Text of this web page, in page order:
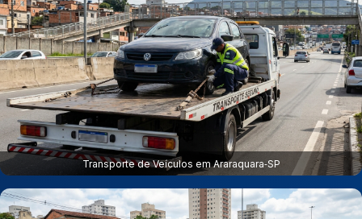
Transporte de Veículos em Araraquara‑SP